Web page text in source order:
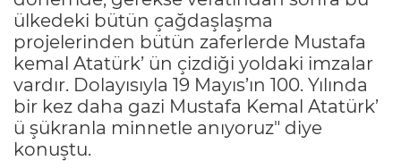
ülkedeki bütün çağdaşlaşma
projelerinden bütün zaferlerde Mustafa
kemal Atatürk’ ün çizdiği yoldaki imzalar
vardır. Dolayısıyla 19 Mayıs’ın 100. Yılında
bir kez daha gazi Mustafa Kemal Atatürk’
ü şükranla minnetle anıyoruz" diye
konuştu.